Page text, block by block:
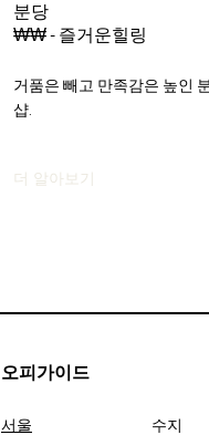
분당
₩₩ - 즐거운힐링
거품은 빼고 만족감은 높인
샵.
더 알아보기
오피가이드
서울
수지